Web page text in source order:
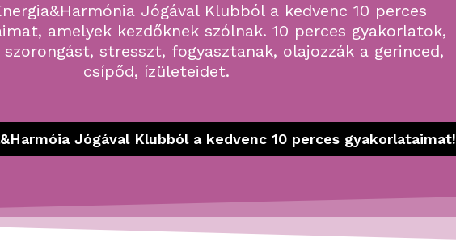
Jógával Klubból a kedvenc 10 perces
amelyek kezdőknek szólnak. 10 perces gyakorlatok,
stresszt, fogyasztanak, olajozzák a gerinced,
csípőd, ízületeidet.
Jógával Klubból a kedvenc 10 perces gyakorlataimat!